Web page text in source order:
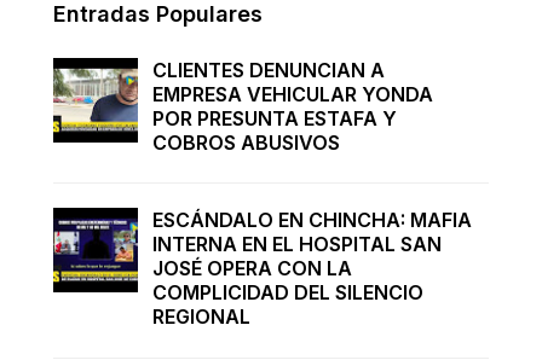
Entradas Populares
CLIENTES DENUNCIAN A
EMPRESA VEHICULAR YONDA
POR PRESUNTA ESTAFA Y
COBROS ABUSIVOS
ESCÁNDALO EN CHINCHA: MAFIA
INTERNA EN EL HOSPITAL SAN
JOSÉ OPERA CON LA
COMPLICIDAD DEL SILENCIO
REGIONAL